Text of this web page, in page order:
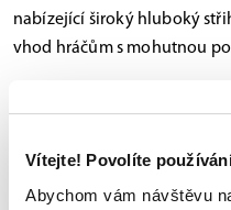
Vítejte! Povolíte
Abychom vám návštěvu
nabízející široký hluboký
vhod hráčům s mohutnou
platí, že by měla padnout
přesně podle velikostní